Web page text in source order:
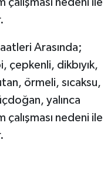
çalışması nedeni ile
Arasında;
dikbıyık,
örmeli, sıcaksu,
yalınca
çalışması nedeni ile